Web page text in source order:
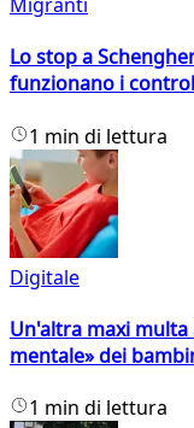
Lo stop a
funzionano i
1 min di lettura
Digitale
Un'altra maxi multa
mentale» dei
1 min di lettura